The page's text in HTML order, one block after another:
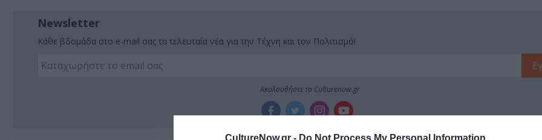
CultureNow.gr - Do Not Process My Personal Information
Newsletter
Κάθε βδομάδα στο e-mail σας τα τελευταία νέα για την Τέχνη και τον Πολιτισμό!
Ακολουθήστε το Culturenow.gr